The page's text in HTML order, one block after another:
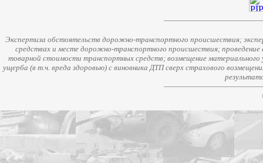
Экспертиза обстоятельств дорожно-транспортного происшествия;
средствах и месте дорожно-транспортного происшествия;
товарной стоимости транспортных средств; возмещение
ущерба (в т.ч. вреда здоровью) с виновника ДТП сверх страхового